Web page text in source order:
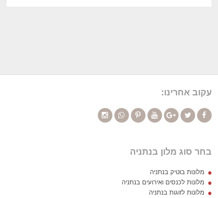
עקוב אחרינו:
בחר סוג מלון בנתניה
מלונות בוטיק בנתניה
מלונות לכנסים ואירועים בנתניה
מלונות לזוגות בנתניה